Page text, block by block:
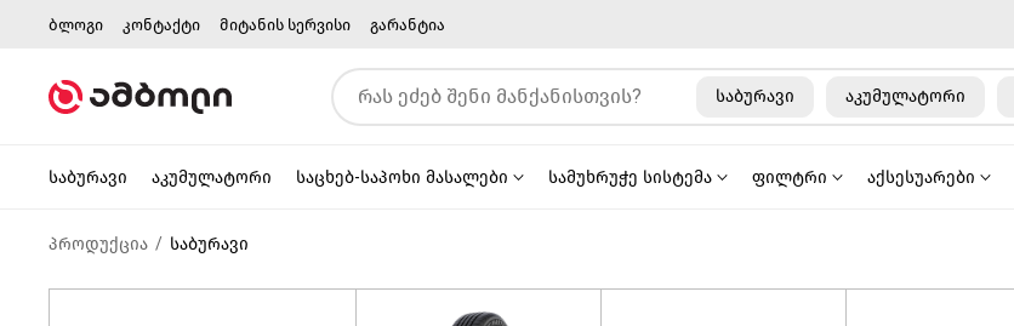
ბლოგი კონტაქტი მიტანის სერვისი გარანტია
საბურავი აკუმულატორი
საბურავი აკუმულატორი საცხებ-საპოხი მასალები სამუხრუჭე სისტემა ფილტრი აქსესუარები
პროდუქცია საბურავი